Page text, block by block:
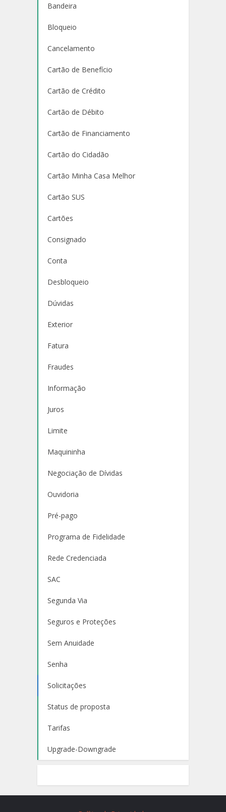
Bandeira
Bloqueio
Cancelamento
Cartão de Benefício
Cartão de Crédito
Cartão de Débito
Cartão de Financiamento
Cartão do Cidadão
Cartão Minha Casa Melhor
Cartão SUS
Cartões
Consignado
Conta
Desbloqueio
Dúvidas
Exterior
Fatura
Fraudes
Informação
Juros
Limite
Maquininha
Negociação de Dívidas
Ouvidoria
Pré-pago
Programa de Fidelidade
Rede Credenciada
SAC
Segunda Via
Seguros e Proteções
Sem Anuidade
Senha
Solicitações
Status de proposta
Tarifas
Upgrade-Downgrade